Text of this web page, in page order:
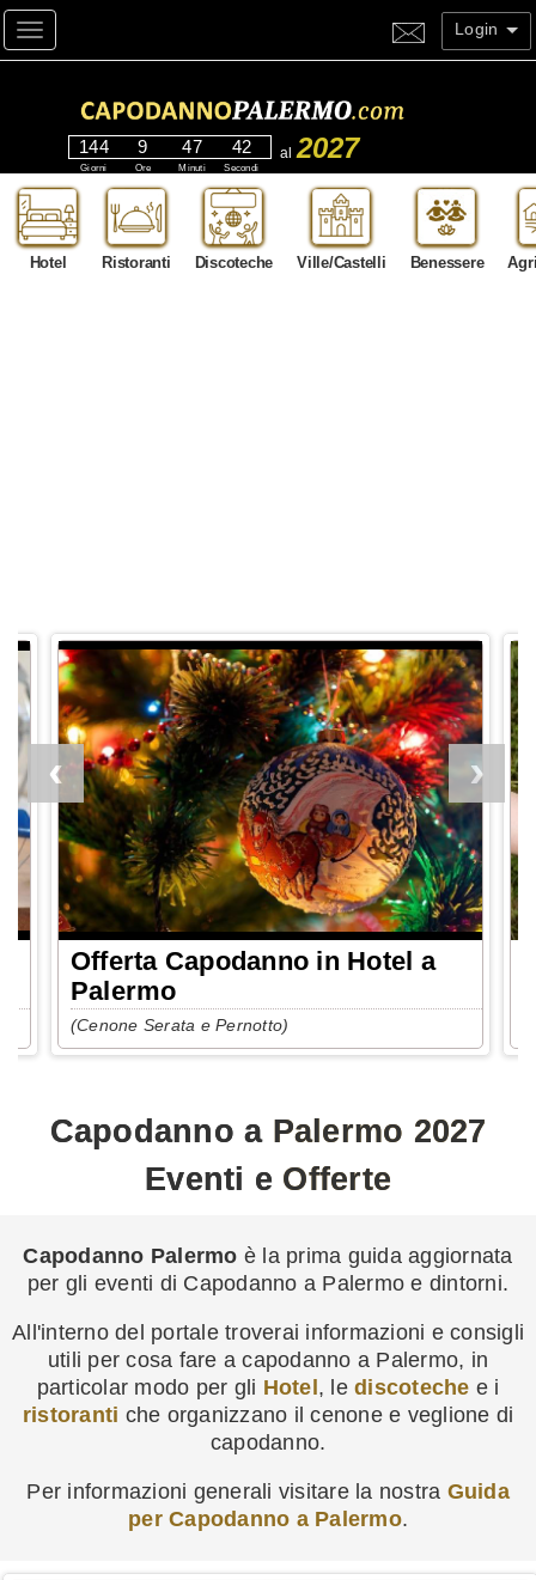
Toggle navigation Login
144
Giorni
9
Ore
47
Minuti
40
Secondi
al 2027
Hotel Ristoranti Discoteche Ville/Castelli Benessere
Offerta Capodanno in Hotel a
Palermo
(Cenone Serata e Pernotto)
Capodanno a Palermo 2027
Eventi e Offerte
Capodanno Palermo è la prima guida aggiornata
per gli eventi di Capodanno a Palermo e dintorni.
All'interno del portale troverai informazioni e consigli
utili per cosa fare a capodanno a Palermo, in
particolar modo per gli Hotel, le discoteche e i
ristoranti che organizzano il cenone e veglione di
capodanno.
Per informazioni generali visitare la nostra Guida
per Capodanno a Palermo.